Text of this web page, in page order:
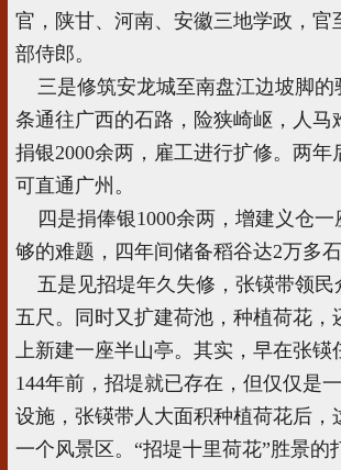
官，陕甘、河南、安徽三地学政，官
部侍郎。
三是修筑安龙城至南盘江边坡脚的
条通往广西的石路，险狭崎岖，人马
捐银2000余两，雇工进行扩修。两年
可直通广州。
四是捐俸银1000余两，增建义仓一
够的难题，四年间储备稻谷达2万多石
五是见招堤年久失修，张锳带领民
五尺。同时又扩建荷池，种植荷花，
上新建一座半山亭。其实，早在张锳
144年前，招堤就已存在，但仅仅是
设施，张锳带人大面积种植荷花后，
一个风景区。“招堤十里荷花”胜景的